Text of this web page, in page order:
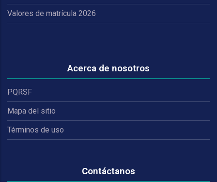
Valores de matrícula 2026
Acerca de nosotros
PQRSF
Mapa del sitio
Términos de uso
Contáctanos